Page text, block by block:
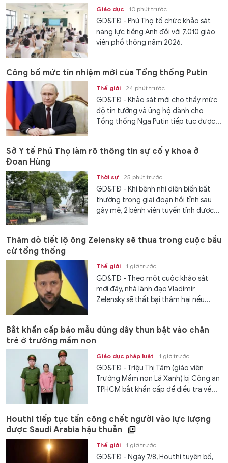
Giáo dục 10 phút trước
GD&TĐ - Phú Thọ tổ chức khảo sát
năng lực tiếng Anh đối với 7.010 giáo
viên phổ thông năm 2026.
Công bố mức tín nhiệm mới của Tổng thống Putin
Thế giới 24 phút trước
GD&TĐ - Khảo sát mới cho thấy mức
độ tin tưởng và ủng hộ dành cho
Tổng thống Nga Putin tiếp tục được...
Sở Y tế Phú Thọ làm rõ thông tin sự cố y khoa ở
Đoan Hùng
Thời sự 25 phút trước
GD&TĐ - Khi bệnh nhi diễn biến bất
thường trong giai đoạn hồi tỉnh sau
gây mê, 2 bệnh viện tuyến tỉnh được...
Thăm dò tiết lộ ông Zelensky sẽ thua trong cuộc bầu
cử tổng thống
Thế giới 1 giờ trước
GD&TĐ - Theo một cuộc khảo sát
mới đây, nhà lãnh đạo Vladimir
Zelensky sẽ thất bại thảm hại nếu...
Bắt khẩn cấp bảo mẫu dùng dây thun bật vào chân
trẻ ở trường mầm non
Giáo dục pháp luật 1 giờ trước
GD&TĐ - Triệu Thị Tâm (giáo viên
Trường Mầm non Lá Xanh) bị Công an
TPHCM bắt khẩn cấp để điều tra về...
Houthi tiếp tục tấn công chết người vào lực lượng
được Saudi Arabia hậu thuẫn
Thế giới 1 giờ trước
GD&TĐ - Ngày 7/8, Houthi tuyên bố,